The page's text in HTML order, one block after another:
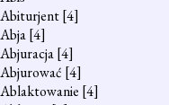
Abiturjent[4]
Abja[4]
Abjuracja[4]
Abjurować [4]
Ablaktowanie [4]